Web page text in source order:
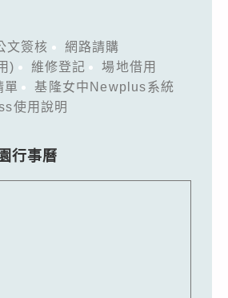
文簽核
網路請購
)
維修登記
場地借用
單
基隆女中Newplus系統
使用說明
行事曆